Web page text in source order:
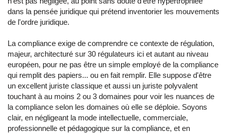
dans la pensée juridique qui prétend inventorier les mouvements
de l'ordre juridique.
La compliance exige de comprendre ce contexte de régulation,
majeur, architecturé sur 30 régulateurs ici et autant au niveau
européen, pour ne pas être un simple employé de la compliance
qui remplit des papiers... ou en fait remplir. Elle suppose d'être
un excellent juriste classique et aussi un juriste polyvalent
touchant à au moins 2 ou 3 domaines pour voir les nuances de
la compliance selon les domaines où elle se déploie. Soyons
clair, en négligeant la mode intellectuelle, commerciale,
professionnelle et pédagogique sur la compliance, et en